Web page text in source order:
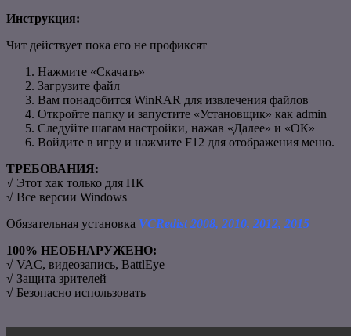
Инструкция:
Чит действует пока его не профиксят
Нажмите «Скачать»
Загрузите файл
Вам понадобится WinRAR для извлечения файлов
Откройте папку и запустите «Установщик» как admin
Следуйте шагам настройки, нажав «Далее» и «ОК»
Войдите в игру и нажмите F12 для отображения меню.
ТРЕБОВАНИЯ:
√ Этот хак только для ПК
√ Все версии Windows
Обязательная установка VCRedist 2008, 2010, 2012, 2015
100% НЕОБНАРУЖЕНО:
√ VAC, видеозапись, BattlEye
√ Защита зрителей
√ Безопасно использовать